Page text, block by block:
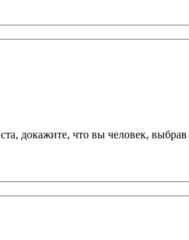
докажите, что вы человек, выбрав